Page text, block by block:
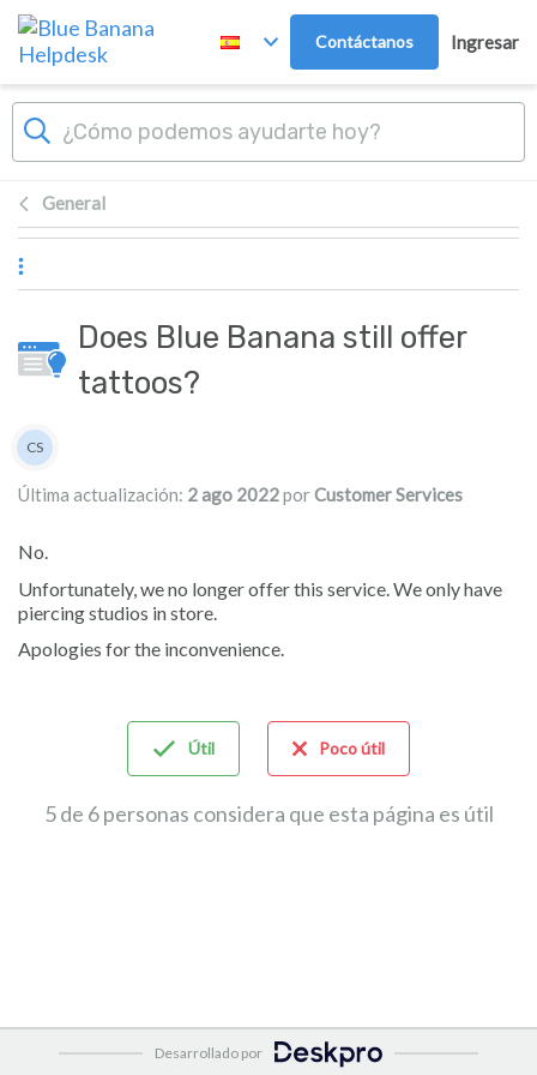
Ir al contenido principal
Contáctanos Ingresar
General
Does Blue Banana still offer
tattoos?
Lista de autores
CS
Customer Services
Última actualización: 2 ago 2022porCustomer Services
No.
Unfortunately, we no longer offer this service. We only have
piercing studios in store.
Apologies for the inconvenience.
Útil Poco útil
5 de 6 personas considera que esta página es útil
Desarrollado por